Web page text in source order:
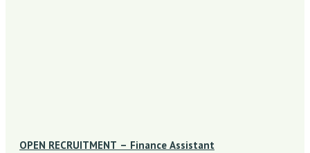
OPEN RECRUITMENT – Finance Assistant